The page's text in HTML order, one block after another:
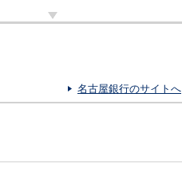
名古屋銀行のサイトへ